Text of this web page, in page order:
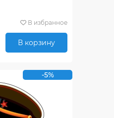
В избранное
В корзину
-5%